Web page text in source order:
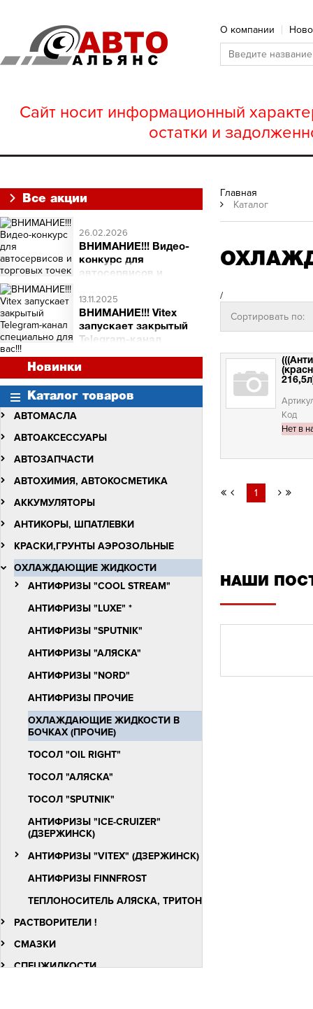
О компании
Сайт носит информационный
остатки и
Все акции
26.02.2026
ВНИМАНИЕ!!! Видео-
конкурс для
автосервисов и
ВНИМАНИЕ!!! Видео-
конкурс для автосервисов
и торговых точек
Сними видео с Vitex -
Quantum Molibden
13.11.2025
ВНИМАНИЕ!!! Vitex
запускает закрытый
Telegram-канал
ВНИМАНИЕ!!!
Telegram-канал
специально для вас!!!
Новинки
Каталог товаров
АВТОМАСЛА
АВТОАКСЕССУАРЫ
АВТОЗАПЧАСТИ
АВТОХИМИЯ, АВТОКОСМЕТИКА
АККУМУЛЯТОРЫ
АНТИКОРЫ, ШПАТЛЕВКИ
КРАСКИ,ГРУНТЫ АЭРОЗОЛЬНЫЕ
ОХЛАЖДАЮЩИЕ ЖИДКОСТИ
АНТИФРИЗЫ "COOL STREAM"
АНТИФРИЗЫ "LUXE" *
АНТИФРИЗЫ "SPUTNIK"
АНТИФРИЗЫ "АЛЯСКА"
АНТИФРИЗЫ "NORD"
АНТИФРИЗЫ ПРОЧИЕ
ОХЛАЖДАЮЩИЕ ЖИДКОСТИ В
БОЧКАХ (ПРОЧИЕ)
ТОСОЛ "OIL RIGHT"
ТОСОЛ "АЛЯСКА"
ТОСОЛ "SPUTNIK"
АНТИФРИЗЫ "ICE-СRUIZER"
(ДЗЕРЖИНСК)
АНТИФРИЗЫ "VITEX" (ДЗЕРЖИНСК)
АНТИФРИЗЫ FINNFROST
ТЕПЛОНОСИТЕЛЬ АЛЯСКА, ТРИТОН
РАСТВОРИТЕЛИ !
СМАЗКИ
СПЕЦЖИДКОСТИ
Главная
Каталог
/
Сортировать по:
Код
Нет в
1
НАШИ